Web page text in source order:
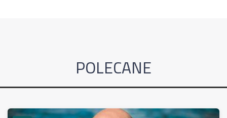
POLECANE